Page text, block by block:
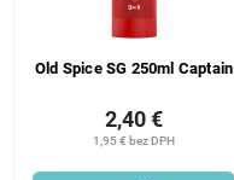
Old Spice SG 250ml Captain
1,95 € bez DPH
2,40 €